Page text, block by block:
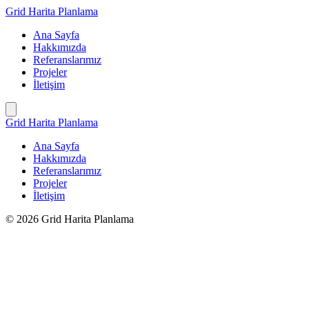
İçeriğe
Grid Harita Planlama
Ana Sayfa
Hakkımızda
Referanslarımız
Projeler
İletişim
Grid Harita Planlama
Ana Sayfa
Hakkımızda
Referanslarımız
Projeler
İletişim
© 2026 Grid Harita Planlama